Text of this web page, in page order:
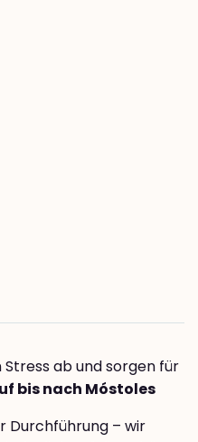
ab und sorgen für
bis nach Móstoles
Durchführung – wir